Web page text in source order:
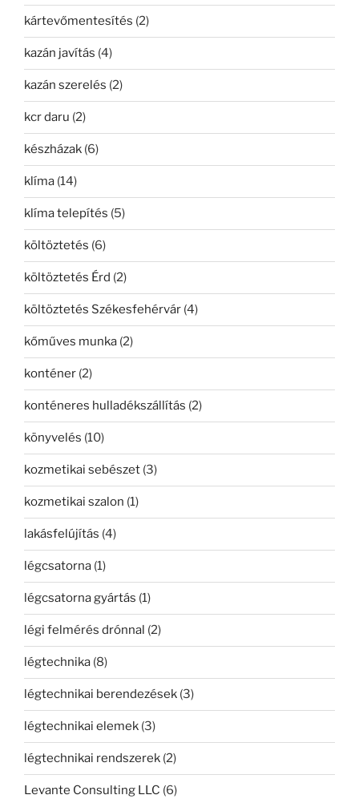
kártevőmentesítés (2)
kazán javítás (4)
kazán szerelés (2)
kcr daru (2)
készházak (6)
klíma (14)
klíma telepítés (5)
költöztetés (6)
költöztetés Érd (2)
költöztetés Székesfehérvár (4)
kőműves munka (2)
konténer (2)
konténeres hulladékszállítás (2)
könyvelés (10)
kozmetikai sebészet (3)
kozmetikai szalon (1)
lakásfelújítás (4)
légcsatorna (1)
légcsatorna gyártás (1)
légi felmérés drónnal (2)
légtechnika (8)
légtechnikai berendezések (3)
légtechnikai elemek (3)
légtechnikai rendszerek (2)
Levante Consulting LLC (6)